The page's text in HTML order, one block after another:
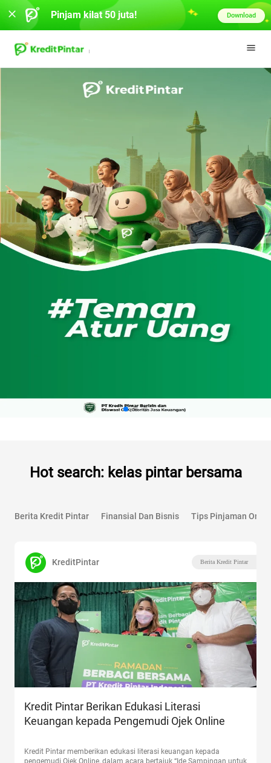
Hot search: kelas pintar bersama
Berita Kredit Pintar Finansial Dan Bisnis Tips Pinjaman
KreditPintar Berita Kredit Pintar
Kredit Pintar Berikan Edukasi Literasi
Keuangan kepada Pengemudi Ojek Online
Kredit Pintar memberikan edukasi literasi keuangan kepada
pengemudi Ojek Online, dalam acara bertajuk “Ide Sampingan untuk
Pinjam kilat 50 juta! Download